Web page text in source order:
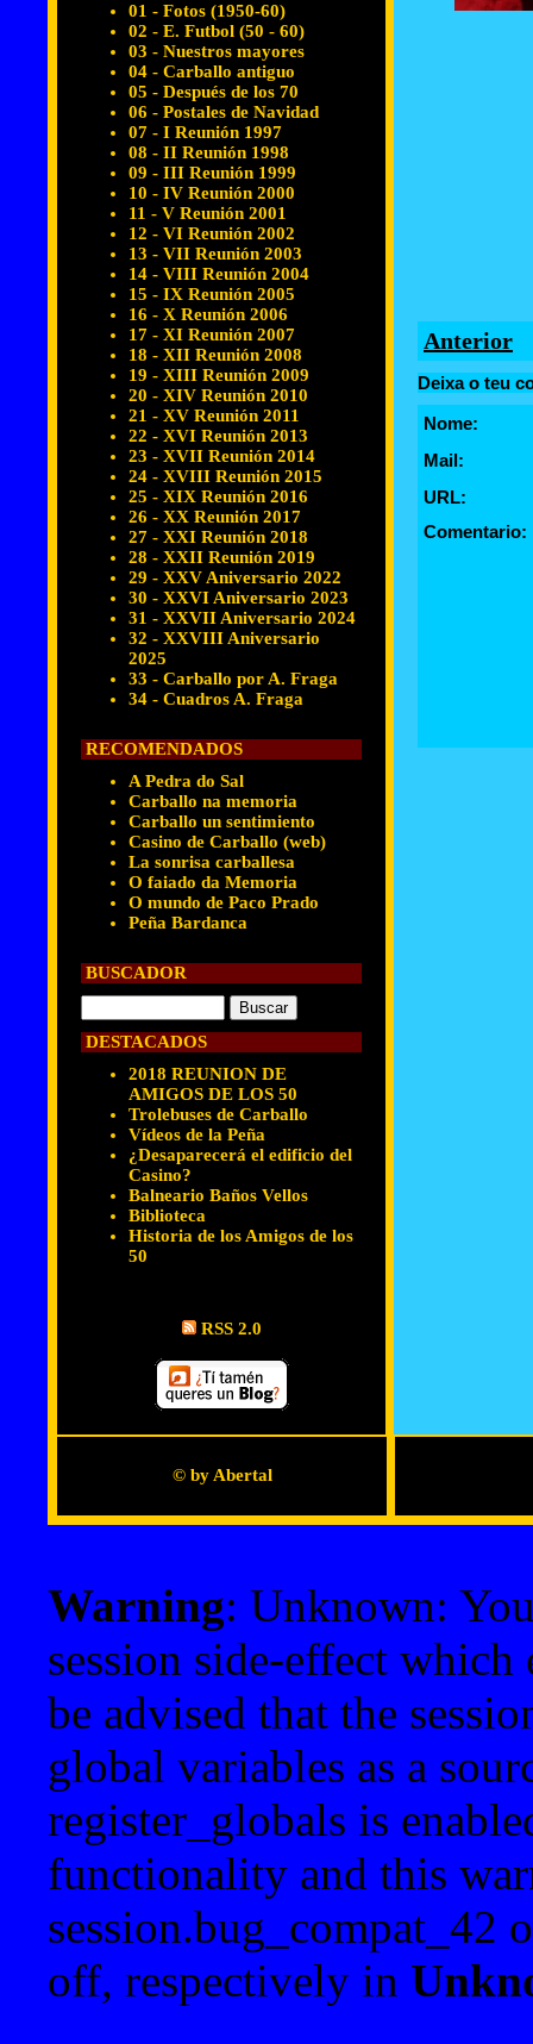
01 - Fotos (1950-60)
02 - E. Futbol (50 - 60)
03 - Nuestros mayores
04 - Carballo antiguo
05 - Después de los 70
06 - Postales de Navidad
07 - I Reunión 1997
08 - II Reunión 1998
09 - III Reunión 1999
10 - IV Reunión 2000
11 - V Reunión 2001
12 - VI Reunión 2002
13 - VII Reunión 2003
14 - VIII Reunión 2004
15 - IX Reunión 2005
16 - X Reunión 2006
17 - XI Reunión 2007
18 - XII Reunión 2008
19 - XIII Reunión 2009
20 - XIV Reunión 2010
21 - XV Reunión 2011
22 - XVI Reunión 2013
23 - XVII Reunión 2014
24 - XVIII Reunión 2015
25 - XIX Reunión 2016
26 - XX Reunión 2017
27 - XXI Reunión 2018
28 - XXII Reunión 2019
29 - XXV Aniversario 2022
30 - XXVI Aniversario 2023
31 - XXVII Aniversario 2024
32 - XXVIII Aniversario
2025
33 - Carballo por A. Fraga
34 - Cuadros A. Fraga
RECOMENDADOS
A Pedra do Sal
Carballo na memoria
Carballo un sentimiento
Casino de Carballo (web)
La sonrisa carballesa
O faiado da Memoria
O mundo de Paco Prado
Peña Bardanca
BUSCADOR
DESTACADOS
2018 REUNION DE
AMIGOS DE LOS 50
Trolebuses de Carballo
Vídeos de la Peña
¿Desaparecerá el edificio del
Casino?
Balneario Baños Vellos
Biblioteca
Historia de los Amigos de los
50
RSS 2.0
Anterior
Deixa o teu
Nome:
Mail:
URL:
Comentario:
© by Abertal
Warning: Unknown:
session side-effect
be advised that the
global variables as a
register_globals is
functionality and this
session.bug_compat_42
off, respectively in